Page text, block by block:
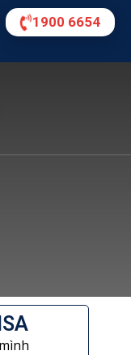
1900 6654